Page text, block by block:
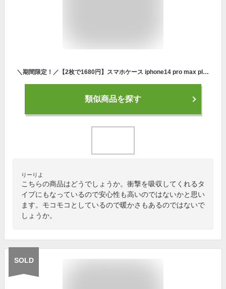
＼期間限定！／【2枚で1680円】スマホケース iphone14 pro max plusケースダウンジャケット アイフォンケース iphoneXR iphone13 pro max ケース ダウン ダウン風 ダウンジャケット風 耐衝撃スマホケース もこもこ ストリート アウトドア
類似商品を探す
りーりよ
こちらの商品はどうでしょうか。衝撃を吸収してくれるタ
イプにもなっているので安心性も高いのではないかと思い
ます。モコモコとしているので暖かさもあるのではないで
しょうか。
SOLD